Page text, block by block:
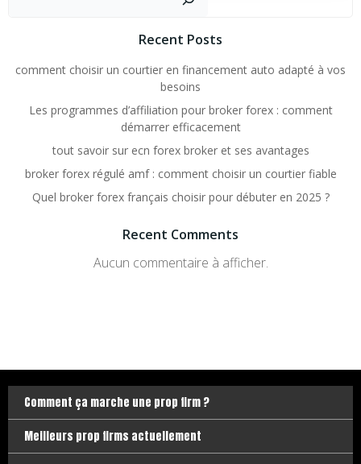
Recent Posts
comment choisir un courtier en financement auto adapté à vos
besoins
Les programmes d’affiliation pour broker forex : comment
démarrer efficacement
tout savoir sur ecn forex broker et ses avantages
broker forex régulé amf : comment choisir un courtier fiable
Quel broker forex français choisir pour débuter en 2025 ?
Recent Comments
Aucun commentaire à afficher.
Comment ça marche une prop firm ?
Meilleurs prop firms actuellement